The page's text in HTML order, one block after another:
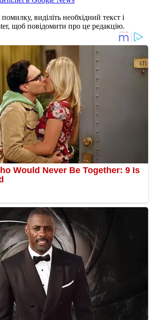
виділіть необхідний текст і
щоб повідомити про це редакцію.